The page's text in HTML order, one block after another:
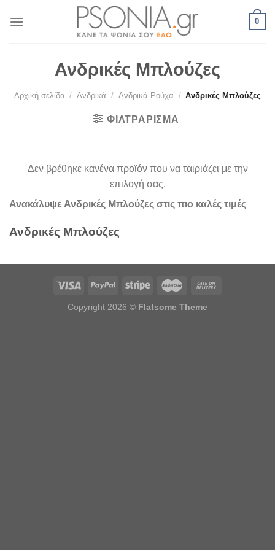
0
Ανδρικές Μπλούζες
Αρχική σελίδα / Ανδρικά / Ανδρικά Ρούχα / Ανδρικές Μπλούζες
ΦΙΛΤΡΆΡΙΣΜΑ
Δεν βρέθηκε κανένα προϊόν που να ταιριάζει με την
επιλογή σας.
Ανακάλυψε Ανδρικές Μπλούζες στις πιο καλές τιμές
Ανδρικές Μπλούζες
Copyright 2026 © Flatsome Theme